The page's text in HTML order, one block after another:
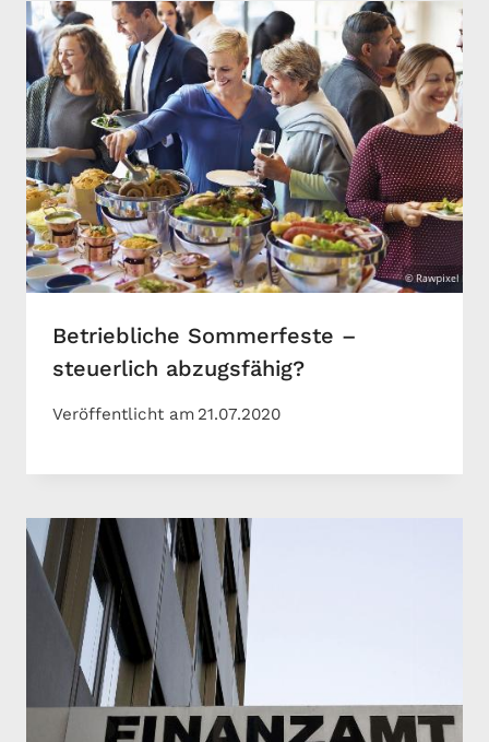
Betriebliche Sommerfeste –
steuerlich abzugsfähig?
Veröffentlicht am 21.07.2020